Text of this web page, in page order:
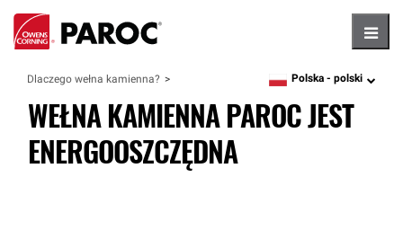
Dlaczego wełna kamienna? language
Polska - polski
WEŁNA KAMIENNA PAROC JEST
ENERGOOSZCZĘDNA